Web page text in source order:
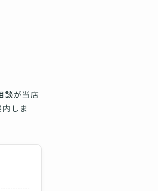
談が当店
しま